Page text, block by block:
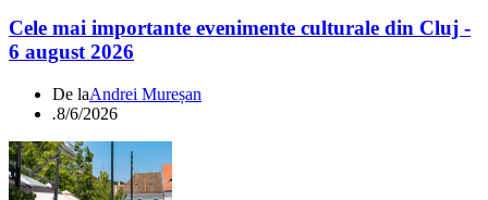
Cele mai importante evenimente culturale din Cluj -
6 august 2026
De laAndrei Mureșan
.8/6/2026